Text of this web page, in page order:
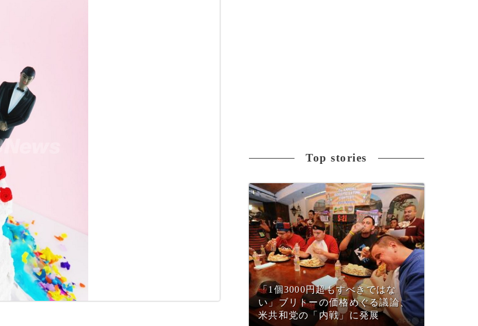
Top stories
「1個3000円超もすべきではな
い」ブリトーの価格めぐる議論、
米共和党の「内戦」に発展